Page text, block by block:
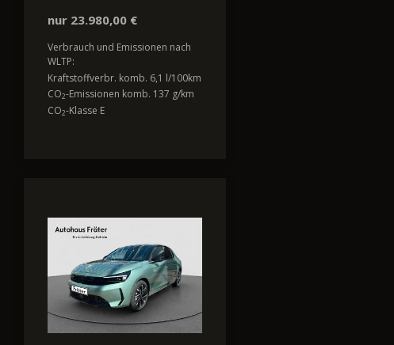
nur 23.980,00 €
Verbrauch und Emissionen nach
WLTP:
Kraftstoffverbr. komb. 6,1 l/100km
CO2-Emissionen komb. 137 g/km
CO2-Klasse E